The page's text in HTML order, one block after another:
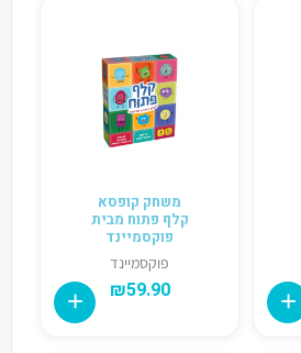
משחק קופסא
קלף פתוח מבית
פוקסמיינד
פוקסמיינד
₪59.90